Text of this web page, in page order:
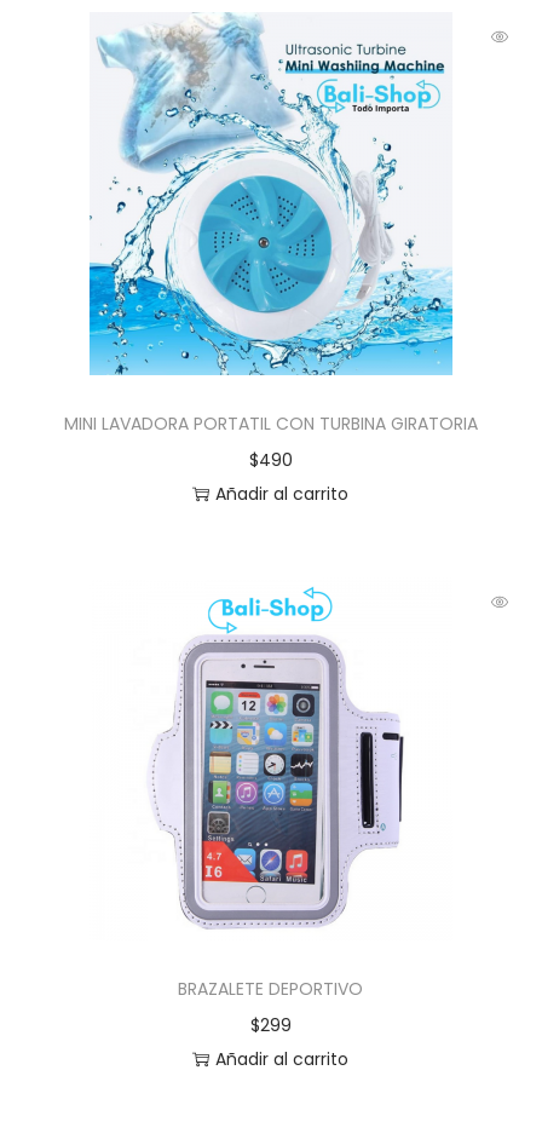
MINI LAVADORA PORTATIL CON TURBINA GIRATORIA
$490
Añadir al carrito
BRAZALETE DEPORTIVO
$299
Añadir al carrito